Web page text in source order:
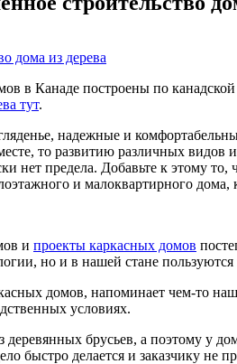
в Канаде построены по
тут.
надежные и
то развитию различных
нет предела. Добавьте к этому
и малоквартирного
и проекты каркасных домов
но и в нашей стане
домов, напоминает чем-то
условиях.
деревянных брусьев, а поэтому
быстро делается и заказчику не